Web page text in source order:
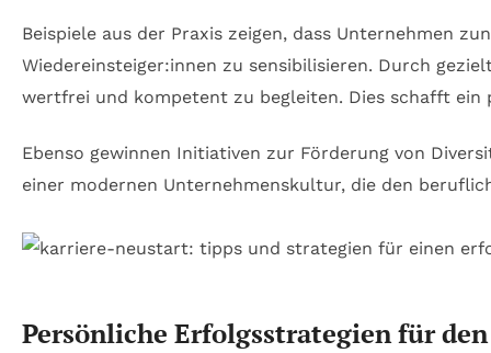
Beispiele aus der Praxis zeigen, dass Unternehmen
Wiedereinsteiger:innen zu sensibilisieren. Durch
wertfrei und kompetent zu begleiten. Dies schafft
Ebenso gewinnen Initiativen zur Förderung von
einer modernen Unternehmenskultur, die den
Persönliche Erfolgsstrategien für